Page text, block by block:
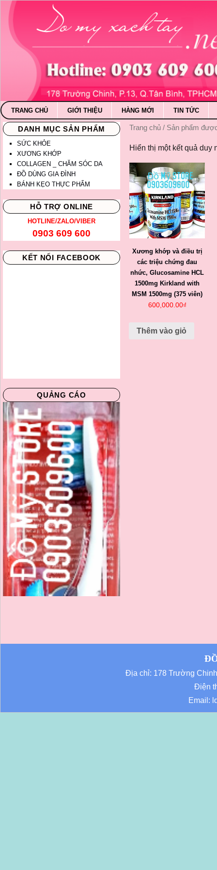
TRANG CHỦ GIỚI THIỆU HÀNG MỚI TIN TỨC
Trang chủ / Sản phẩm
Hiển thị một kết quả duy
Xương khớp và điều trị
các triệu chứng đau
nhức, Glucosamine HCL
1500mg Kirkland with
MSM 1500mg (375 viên)
600,000.00₫
Thêm vào giỏ
DANH MỤC SẢN PHẨM
SỨC KHỎE
XƯƠNG KHỚP
COLLAGEN _ CHĂM SÓC DA
ĐỒ DÙNG GIA ĐÌNH
BÁNH KẸO THỰC PHẨM
HỖ TRỢ ONLINE
HOTLINE/ZALO/VIBER
0903 609 600
KẾT NỐI FACEBOOK
QUẢNG CÁO
Địa chỉ: 178 Trường
Điện
Email: